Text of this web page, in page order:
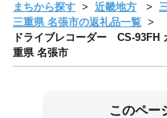
まちから探す 近畿地方
三重県 名張市の返礼品一覧
ドライブレコーダー CS-93FH
重県 名張市
このペー